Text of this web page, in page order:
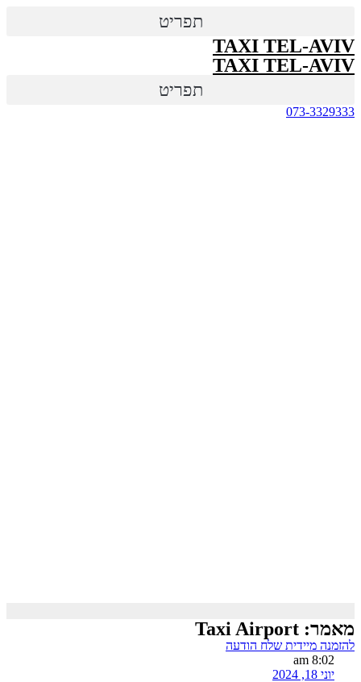
תפריט
TAXI TEL-AVIV
TAXI TEL-AVIV
תפריט
073-3329333
מאמר: Taxi Airport
להזמנה מיידית שלח הודעה
8:02 am
יוני 18, 2024